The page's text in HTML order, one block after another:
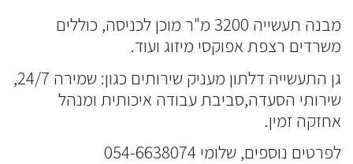
מבנה תעשייה 3200 מ"ר מוכן לכניסה, כוללים
משרדים רצפת אפוקסי מיזוג ועוד.
גן התעשייה דלתון מעניק שירותים כגון: שמירה 24/7,
שירותי הסעדה,סביבת עבודה איכותית ומנהל
אחזקה זמין.
לפרטים נוספים, שלומי 054-6638074